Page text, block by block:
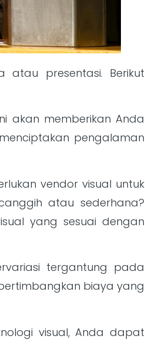
presentasi. Berikut
akan memberikan Anda
pengalaman
vendor visual untuk
atau sederhana?
yang sesuai dengan
tergantung pada
biaya yang
visual, Anda dapat